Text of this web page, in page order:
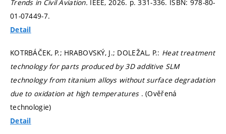
Trends in Civil Aviation. IEEE, 2026. p. 331-336. ISBN: 978-80-
01-07449-7.
Detail
KOTRBÁČEK, P.; HRABOVSKÝ, J.; DOLEŽAL, P.: Heat treatment
technology for parts produced by 3D additive SLM
technology from titanium alloys without surface degradation
due to oxidation at high temperatures . (Ověřená
technologie)
Detail